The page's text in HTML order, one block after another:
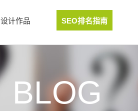
设计作品 SEO排名指南
BLOG